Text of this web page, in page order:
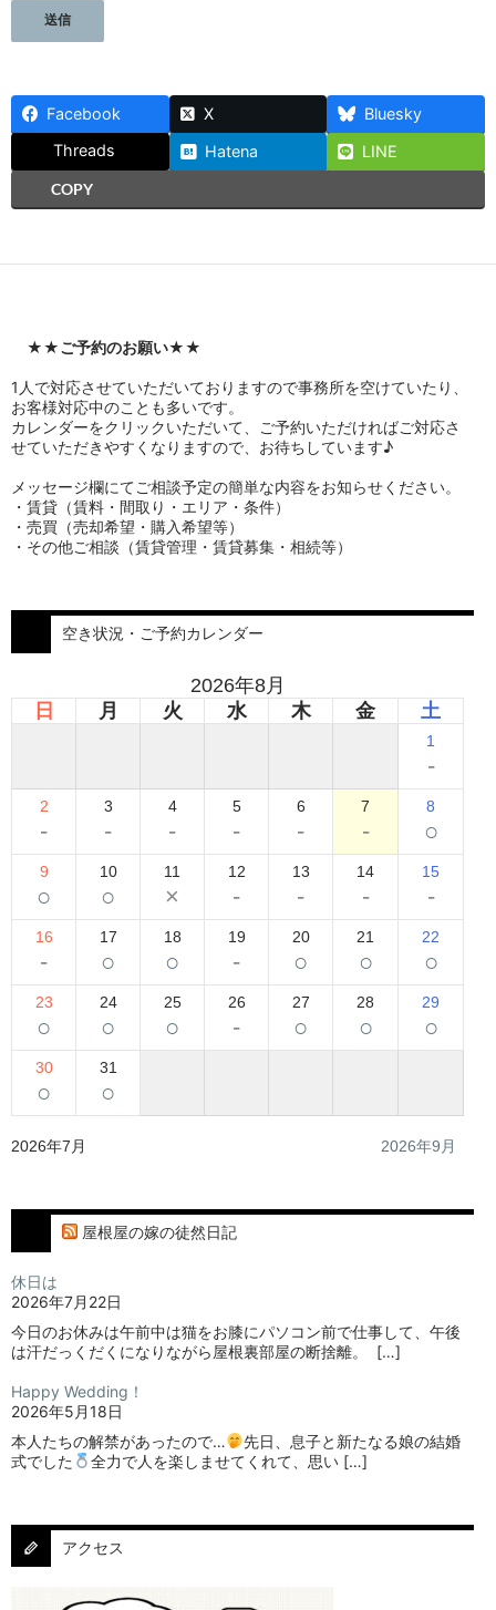
Facebook X
Bluesky
Threads
Hatena
LINE
COPY
★★ご予約のお願い★★
1人で対応させていただいておりますので事務所を空けていたり、
お客様対応中のことも多いです。
カレンダーをクリックいただいて、ご予約いただければご対応さ
せていただきやすくなりますので、お待ちしています♪
メッセージ欄にてご相談予定の簡単な内容をお知らせください。
・賃貸（賃料・間取り・エリア・条件）
・売買（売却希望・購入希望等）
・その他ご相談（賃貸管理・賃貸募集・相続等）
空き状況・ご予約カレンダー
2026年8月
日
月 火 水 木 金 土
1
-
2
-
3
-
4
-
5
-
6
-
7
-
8
○
9
○
10
○
11
×
12
-
13
-
14
-
15
-
16
-
17
○
18
○
19
-
20
○
21
○
22
○
23
○
24
○
25
○
26
-
27
○
28
○
29
○
30
○
31
○
2026年7月 2026年9月
屋根屋の嫁の徒然日記
休日は
2026年7月22日
今日のお休みは午前中は猫をお膝にパソコン前で仕事して、午後
は汗だっくだくになりながら屋根裏部屋の断捨離。⁡ ⁡ […]
Happy Wedding！
2026年5月18日
本人たちの解禁があったので…
⁡⁡先日、息子と新たなる娘の結婚
式でした
⁡⁡⁡全力で人を楽しませてくれて、思い […]
アクセス